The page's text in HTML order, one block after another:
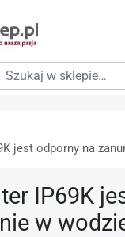
Szukaj
jest odporny na
IP69K
w